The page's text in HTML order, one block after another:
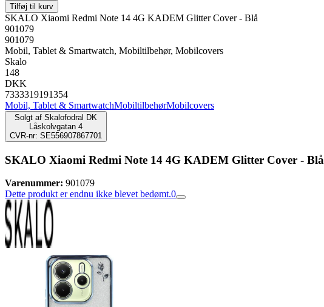
Tilføj til kurv
SKALO Xiaomi Redmi Note 14 4G KADEM Glitter Cover - Blå
901079
901079
Mobil, Tablet & Smartwatch, Mobiltilbehør, Mobilcovers
Skalo
148
DKK
7333319191354
Mobil, Tablet & SmartwatchMobiltilbehørMobilcovers
Solgt af Skalofodral DK
Låskolvgatan 4
CVR-nr: SE556907867701
SKALO Xiaomi Redmi Note 14 4G KADEM Glitter Cover - Blå
Varenummer: 901079
Dette produkt er endnu ikke blevet bedømt.0